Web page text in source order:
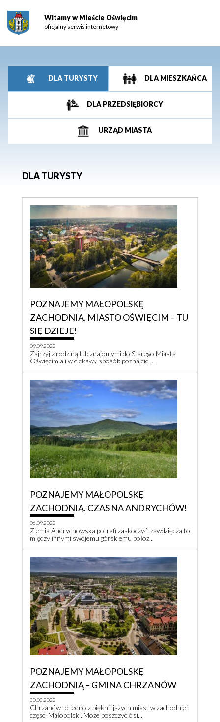
Witamy w Mieście Oświęcim
oficjalny serwis internetowy
DLA TURYSTY DLA MIESZKAŃCA
DLA PRZEDSIĘBIORCY
URZĄD MIASTA
DLA TURYSTY
POZNAJEMY MAŁOPOLSKĘ
ZACHODNIĄ. MIASTO OŚWIĘCIM – TU
SIĘ DZIEJE!
09.09.2022
Zajrzyj z rodziną lub znajomymi do Starego Miasta
Oświęcimia i w ciekawy sposób poznajcie ...
POZNAJEMY MAŁOPOLSKĘ
ZACHODNIĄ. CZAS NA ANDRYCHÓW!
06.09.2022
Ziemia Andrychowska potrafi zaskoczyć, zawdzięcza to
między innymi swojemu górskiemu położ...
POZNAJEMY MAŁOPOLSKĘ
ZACHODNIĄ – GMINA CHRZANÓW
30.08.2022
Chrzanów to jedno z piękniejszych miast w zachodniej
części Małopolski. Może poszczycić si...